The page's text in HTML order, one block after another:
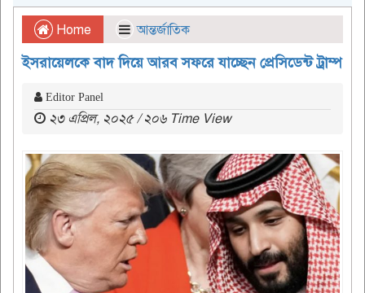
Home আন্তর্জাতিক
ইসরায়েলকে বাদ দিয়ে আরব সফরে যাচ্ছেন প্রেসিডেন্ট ট্রাম্প
Editor Panel
২৩ এপ্রিল, ২০২৫ / ২০৬ Time View